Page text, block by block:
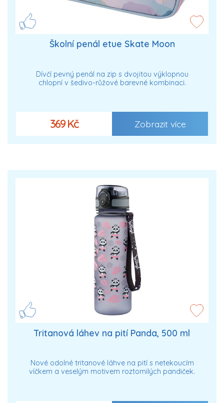
Školní penál etue Skate Moon
Dívčí pevný penál na zip s dvojitou výklopnou
chlopní v šedivo-růžové barevné kombinaci.
369 Kč Zobrazit více
Tritanová láhev na pití Panda, 500 ml
Nové odolné tritanové láhve na pití s netekoucím
víčkem a veselým motivem roztomilých pandiček.